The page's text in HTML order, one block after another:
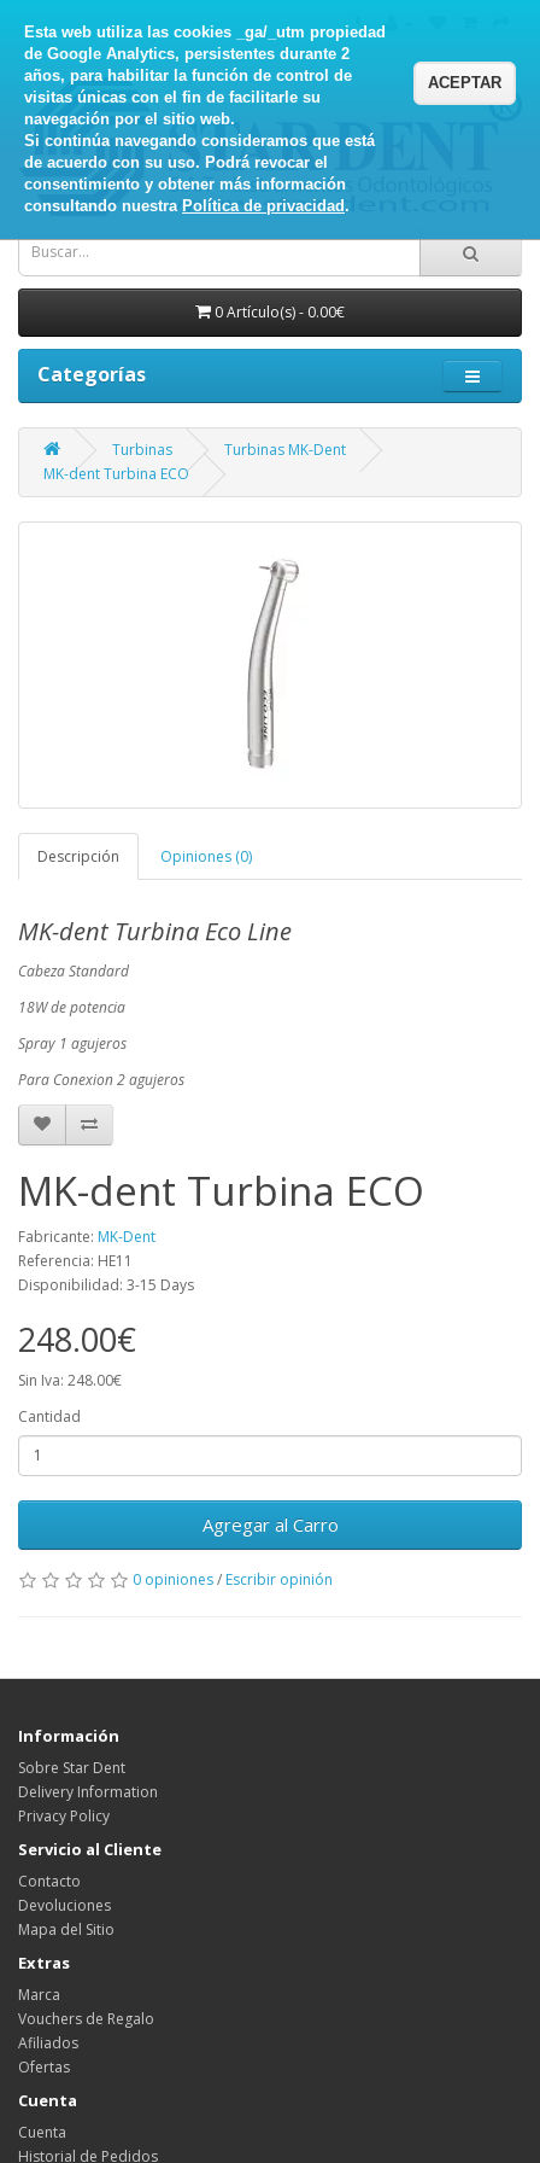
Esta web utiliza las cookies _ga/_utm propiedad
de Google Analytics, persistentes durante 2
años, para habilitar la función de control de
visitas únicas con el fin de facilitarle su
navegación por el sitio web.
Si continúa navegando consideramos que está
de acuerdo con su uso. Podrá revocar el
consentimiento y obtener más información
consultando nuestra Política de privacidad.
ACEPTAR
0 Artículo(s) - 0.00€
Categorías
Turbinas
Turbinas MK-Dent
MK-dent Turbina ECO
Descripción Opiniones (0)
MK-dent Turbina Eco Line
Cabeza Standard
18W de potencia
Spray 1 agujeros
Para Conexion 2 agujeros
MK-dent Turbina ECO
Fabricante: MK-Dent
Referencia: HE11
Disponibilidad: 3-15 Days
248.00€
Sin Iva: 248.00€
Cantidad
Agregar al Carro
0 opiniones/ Escribir opinión
Información
Sobre Star Dent
Delivery Information
Privacy Policy
Servicio al Cliente
Contacto
Devoluciones
Mapa del Sitio
Extras
Marca
Vouchers de Regalo
Afiliados
Ofertas
Cuenta
Cuenta
Historial de Pedidos